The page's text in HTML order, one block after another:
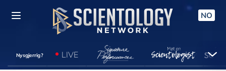
NO
Nysgjerrig? LIVE